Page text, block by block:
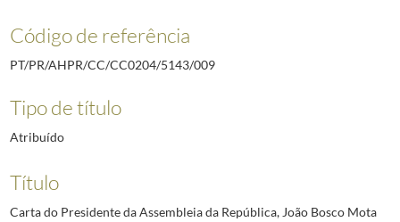
Código de referência
PT/PR/AHPR/CC/CC0204/5143/009
Tipo de título
Atribuído
Título
Carta do Presidente da Assembleia da República, João Bosco Mota